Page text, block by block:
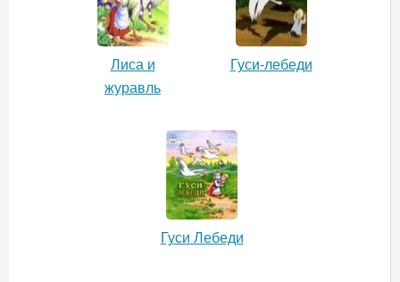
Лиса и
журавль
Гуси-лебеди
Гуси Лебеди